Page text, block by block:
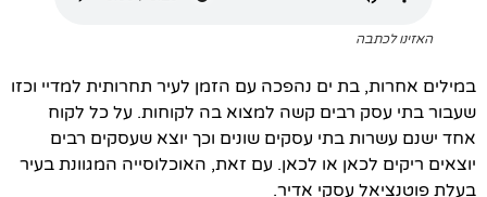
האזינו לכתבה
במילים אחרות, בת ים נהפכה עם הזמן לעיר תחרותית למדיי וכזו
שעבור בתי עסק רבים קשה למצוא בה לקוחות. על כל לקוח
אחד ישנם עשרות בתי עסקים שונים וכך יוצא שעסקים רבים
יוצאים ריקים לכאן או לכאן. עם זאת, האוכלוסייה המגוונת בעיר
בעלת פוטנציאל עסקי אדיר.